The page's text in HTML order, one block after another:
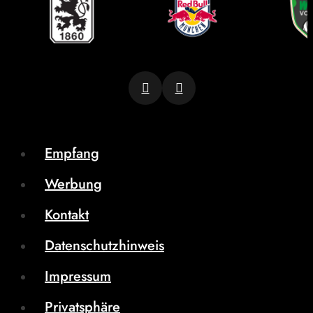
Empfang
Werbung
Kontakt
Datenschutzhinweis
Impressum
Privatsphäre